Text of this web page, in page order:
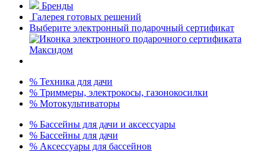
Бренды
Галерея готовых решений
Выберите электронный подарочный сертификат
% Техника для дачи
% Триммеры, электрокосы, газонокосилки
% Мотокультиваторы
% Бассейны для дачи и аксессуары
% Бассейны для дачи
% Аксессуары для бассейнов